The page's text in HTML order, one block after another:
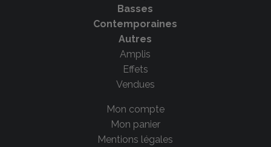
Basses
Contemporaines
Autres
Amplis
Effets
Vendues
Mon compte
Mon panier
Mentions légales